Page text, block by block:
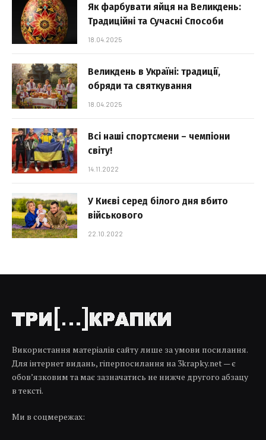
Як фарбувати яйця на Великдень:
Традиційні та Сучасні Способи
18.04.2025
Великдень в Україні: традиції,
обряди та святкування
18.04.2025
Всі наші спортсмени – чемпіони
світу!
14.11.2022
У Києві серед білого дня вбито
військового
22.10.2022
Використання матеріалів сайту лише за умови посилання.
Для інтернет видань, гіперпосилання на 3krapky.net — є
обов’язковим та має зазначатись не нижче другого абзацу
в тексті.
Ми в соцмережах: